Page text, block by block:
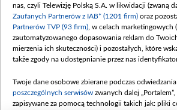
nas, czyli Telewizję Polską S.A. w likwidacji (zwaną
Zaufanych Partnerów z IAB* (1201 firm) oraz
Partnerów TVP (93 firm) , w celach marketingowych
zautomatyzowanego dopasowania reklam do
mierzenia ich skuteczności) i pozostałych, które
także zgody na udostępnianie przez nas
Twoje dane osobowe zbierane podczas
poszczególnych serwisów zwanych dalej
zapisywane za pomocą technologii takich jak: pliki